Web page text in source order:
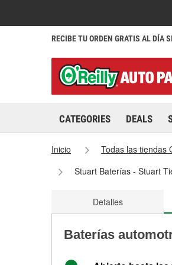
RECIBE TU ORDEN GRATIS AL DÍA
CATEGORIES DEALS
Inicio Todas las tiendas
Stuart Baterías - Stuart
Detalles
Baterías